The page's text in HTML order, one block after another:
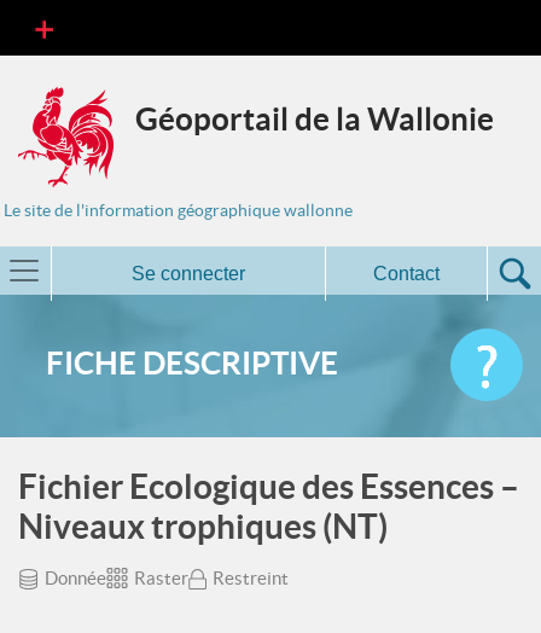
Géoportail de la Wallonie
Le site de l'information géographique wallonne
Se connecter Contact
FICHE DESCRIPTIVE
Fichier Ecologique des Essences –
Niveaux trophiques (NT)
Donnée Raster Restreint